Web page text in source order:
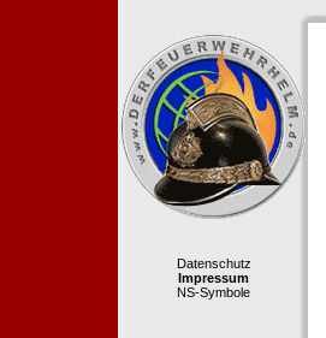
Datenschutz
Impressum
NS-Symbole